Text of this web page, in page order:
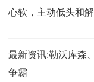
心软，主动低头和解
最新资讯:勒沃库森
争霸